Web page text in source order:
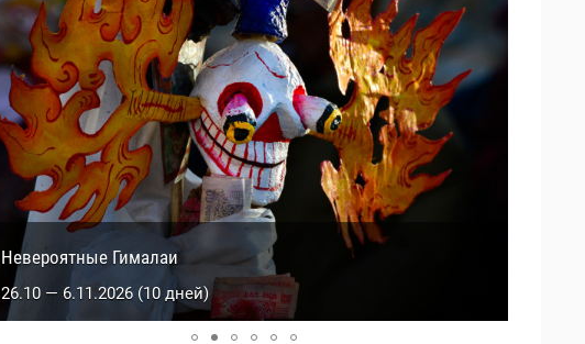
Сакральный Тибет
5.10 — 14.10.2026 (9 дней)
Невероятные Гималаи
26.10 — 6.11.2026 (10 дней)